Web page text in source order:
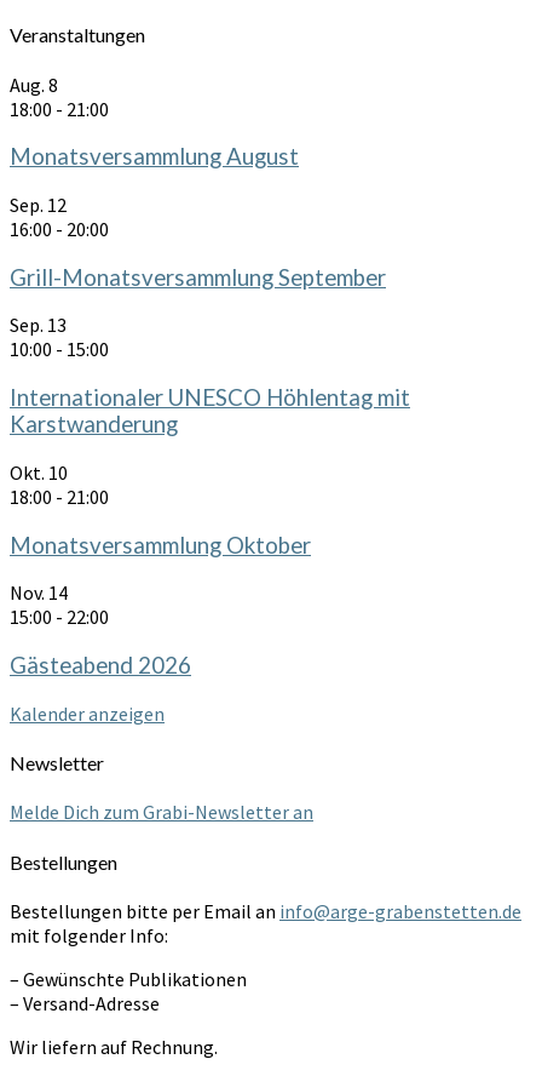
Veranstaltungen
Aug. 8
18:00 - 21:00
Monatsversammlung August
Sep. 12
16:00 - 20:00
Grill-Monatsversammlung September
Sep. 13
10:00 - 15:00
Internationaler UNESCO Höhlentag mit
Karstwanderung
Okt. 10
18:00 - 21:00
Monatsversammlung Oktober
Nov. 14
15:00 - 22:00
Gästeabend 2026
Kalender anzeigen
Newsletter
Melde Dich zum Grabi-Newsletter an
Bestellungen
Bestellungen bitte per Email an info@arge-grabenstetten.de
mit folgender Info:
– Gewünschte Publikationen
– Versand-Adresse
Wir liefern auf Rechnung.